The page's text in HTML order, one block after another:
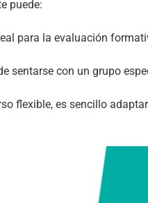
puede:
para la evaluación
sentarse con un grupo
flexible, es sencillo